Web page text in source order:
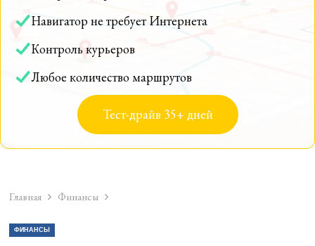
Навигатор не требует Интернета
Контроль курьеров
Любое количество маршрутов
Тест-драйв 35+ дней
Главная Финансы
ФИНАНСЫ